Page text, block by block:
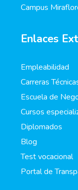
Campus
Enlaces
Empleabilidad
Carreras
Escuela de
Cursos
Diplomados
Blog
Test vocacional
Portal de